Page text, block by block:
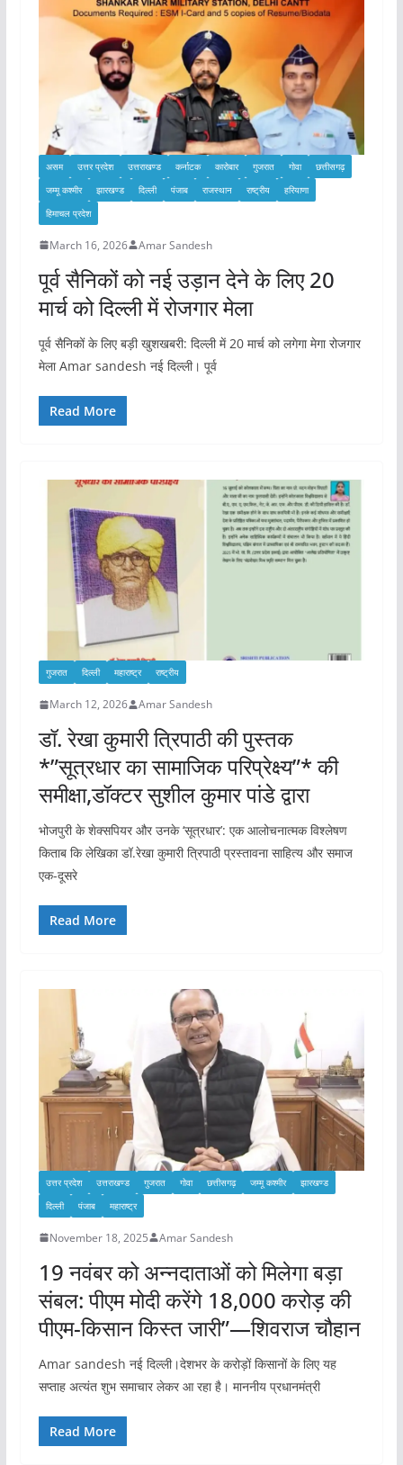
असम उत्तर प्रदेश उत्तराखण्ड कर्नाटक कारोबार गुजरात गोवा
छत्तीसगढ़
जम्मू कश्मीर
झारखण्ड दिल्ली पंजाब राजस्थान राष्ट्रीय
हरियाणा
हिमाचल प्रदेश
March 16, 2026 Amar Sandesh
पूर्व सैनिकों को नई उड़ान देने के लिए 20
मार्च को दिल्ली में रोजगार मेला
पूर्व सैनिकों के लिए बड़ी खुशखबरी: दिल्ली में 20 मार्च को लगेगा मेगा रोजगार
मेला Amar sandesh नई दिल्ली। पूर्व
Read More
गुजरात दिल्ली महाराष्ट्र राष्ट्रीय
March 12, 2026 Amar Sandesh
डॉ. रेखा कुमारी त्रिपाठी की पुस्तक
*”सूत्रधार का सामाजिक परिप्रेक्ष्य”* की
समीक्षा,डॉक्टर सुशील कुमार पांडे द्वारा
भोजपुरी के शेक्सपियर और उनके ‘सूत्रधार’: एक आलोचनात्मक विश्लेषण
किताब कि लेखिका डॉ.रेखा कुमारी त्रिपाठी प्रस्तावना साहित्य और समाज
एक-दूसरे
Read More
उत्तर प्रदेश उत्तराखण्ड गुजरात गोवा छत्तीसगढ़ जम्मू कश्मीर
झारखण्ड
दिल्ली
पंजाब महाराष्ट्र
November 18, 2025 Amar Sandesh
19 नवंबर को अन्नदाताओं को मिलेगा बड़ा
संबल: पीएम मोदी करेंगे 18,000 करोड़ की
पीएम-किसान किस्त जारी”—शिवराज चौहान
Amar sandesh नई दिल्ली।देशभर के करोड़ों किसानों के लिए यह
सप्ताह अत्यंत शुभ समाचार लेकर आ रहा है। माननीय प्रधानमंत्री
Read More